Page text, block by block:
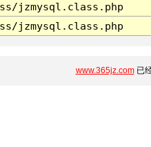
jzmysql.class.php
jzmysql.class.php
www.365jz.com已